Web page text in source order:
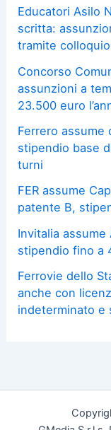
Educatori Asilo
scritta:
tramite colloquio
Concorso
assunzioni a
23.500 euro
Ferrero assume
stipendio base
turni
FER assume
patente B,
Invitalia
stipendio fino a
Ferrovie dello
anche con
indeterminato e